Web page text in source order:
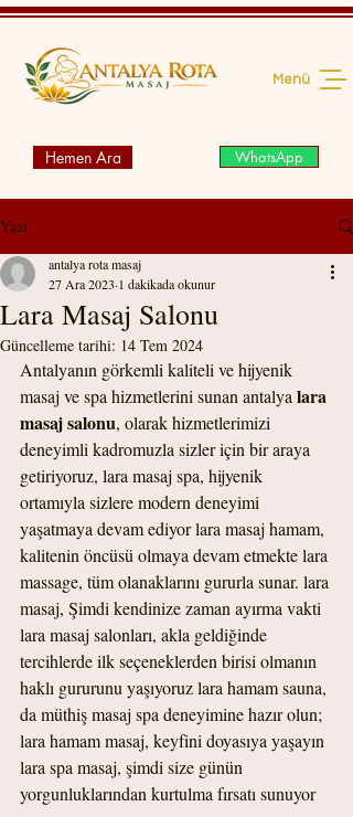
WhatsApp
Menü
Hemen Ara
Yazı
Lara Masaj Salonu
antalya rota masaj
27 Ara 2023 1 dakikada okunur
Güncelleme tarihi: 14 Tem 2024
Antalyanın görkemli kaliteli ve hijyenik
masaj ve spa hizmetlerini sunan antalya lara
masaj salonu, olarak hizmetlerimizi
deneyimli kadromuzla sizler için bir araya
getiriyoruz, lara masaj spa, hijyenik
ortamıyla sizlere modern deneyimi
yaşatmaya devam ediyor lara masaj hamam,
kalitenin öncüsü olmaya devam etmekte lara
massage, tüm olanaklarını gururla sunar. lara
masaj, Şimdi kendinize zaman ayırma vakti
lara masaj salonları, akla geldiğinde
tercihlerde ilk seçeneklerden birisi olmanın
haklı gururunu yaşıyoruz lara hamam sauna,
da müthiş masaj spa deneyimine hazır olun;
lara hamam masaj, keyfini doyasıya yaşayın
lara spa masaj, şimdi size günün
yorgunluklarından kurtulma fırsatı sunuyor